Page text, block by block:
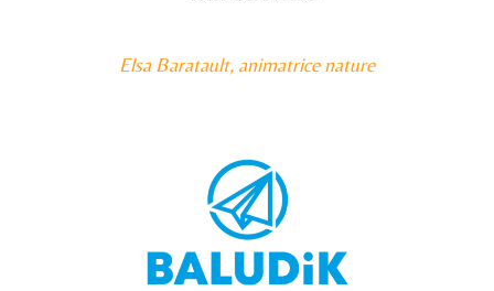
Elsa Baratault, animatrice nature